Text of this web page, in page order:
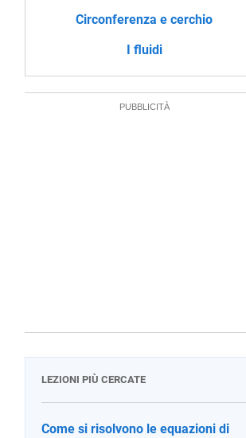
Circonferenza e cerchio
I fluidi
LEZIONI PIÙ CERCATE
Come si risolvono le equazioni di